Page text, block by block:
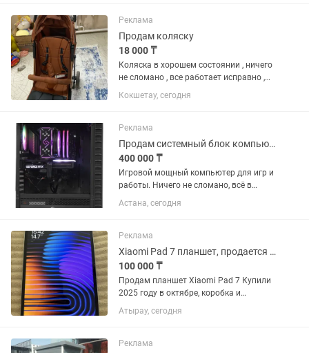
Реклама
Продам коляску
18 000 ₸
Коляска в хорошем состоянии , ничего
не сломано , все работает исправно ,
использовалась аккуратно. Коляска
очень удобная в использовании и на
Кокшетау, сегодня
Реклама
Продам системный блок компьютер игровой i5-10400F, 3060TI 8ГБ Астана
400 000 ₸
Игровой мощный компьютер для игр и
работы. Ничего не сломано, всё в
идеале. Системный блок zet gaming i5-
10400F/ RTX 3060 Ti 8GB/ 16GB ОЗУ/
Базовая частота 2900...
Астана, сегодня
Реклама
Xiaomi Pad 7 планшет, продается срочно!
100 000 ₸
Продам планшет Xiaomi Pad 7 Купили
2025 году в октябре, коробка и
документы утеряны из за переезда,
зарядка сломалась. Есть минусы угол
все очень хорошо работает...
Атырау, сегодня
Реклама